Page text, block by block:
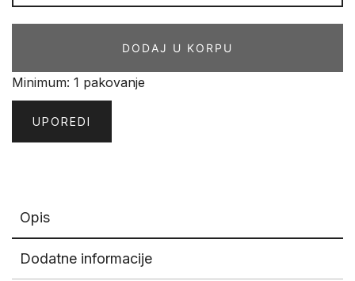
05
količina
DODAJ U KORPU
Minimum: 1 pakovanje
UPOREDI
Opis
Dodatne informacije